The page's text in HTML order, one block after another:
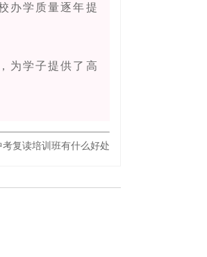
办学质量逐年提
为学子提供了高
考复读培训班有什么好处